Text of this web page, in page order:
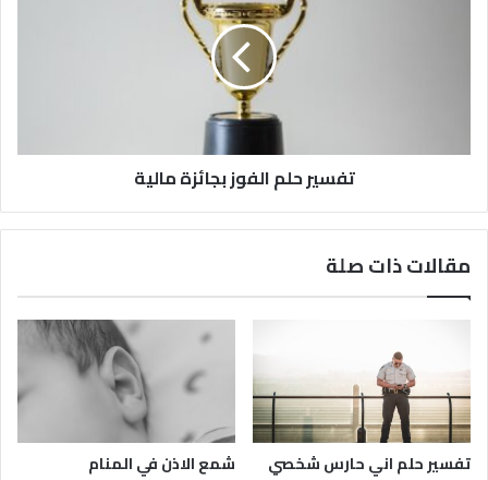
تفسير حلم الفوز بجائزة مالية
مقالات ذات صلة
تفسير حلم اني حارس شخصي شمع الاذن في المنام